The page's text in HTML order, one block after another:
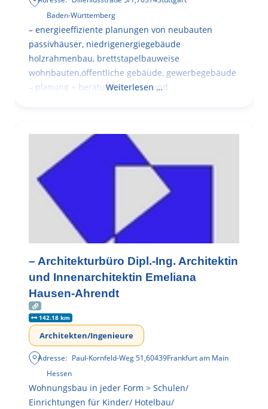
Baden-Württemberg
– energieeffiziente planungen von neubauten
passivhäuser, niedrigenergiegebäude
holzrahmenbau, brettstapelbauweise
wohnbauten,öffentliche gebäude, gewerbegebäude
– planung + beratung bei an – und
Weiterlesen …
– Architekturbüro Dipl.-Ing. Architektin
und Innenarchitektin Emeliana
Hausen-Ahrendt
142.18 km
Architekten/Ingenieure
Adresse: Paul-Kornfeld-Weg 51,60439Frankfurt am Main
Hessen
Wohnungsbau in jeder Form > Schulen/
Einrichtungen für Kinder/ Hotelbau/